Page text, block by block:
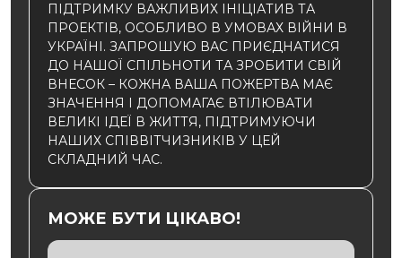
ПІДТРИМКУ ВАЖЛИВИХ ІНІЦІАТИВ ТА
ПРОЕКТІВ, ОСОБЛИВО В УМОВАХ ВІЙНИ В
УКРАЇНІ. ЗАПРОШУЮ ВАС ПРИЄДНАТИСЯ
ДО НАШОЇ СПІЛЬНОТИ ТА ЗРОБИТИ СВІЙ
ВНЕСОК – КОЖНА ВАША ПОЖЕРТВА МАЄ
ЗНАЧЕННЯ І ДОПОМАГАЄ ВТІЛЮВАТИ
ВЕЛИКІ ІДЕЇ В ЖИТТЯ, ПІДТРИМУЮЧИ
НАШИХ СПІВВІТЧИЗНИКІВ У ЦЕЙ
СКЛАДНИЙ ЧАС.
МОЖЕ БУТИ ЦІКАВО!